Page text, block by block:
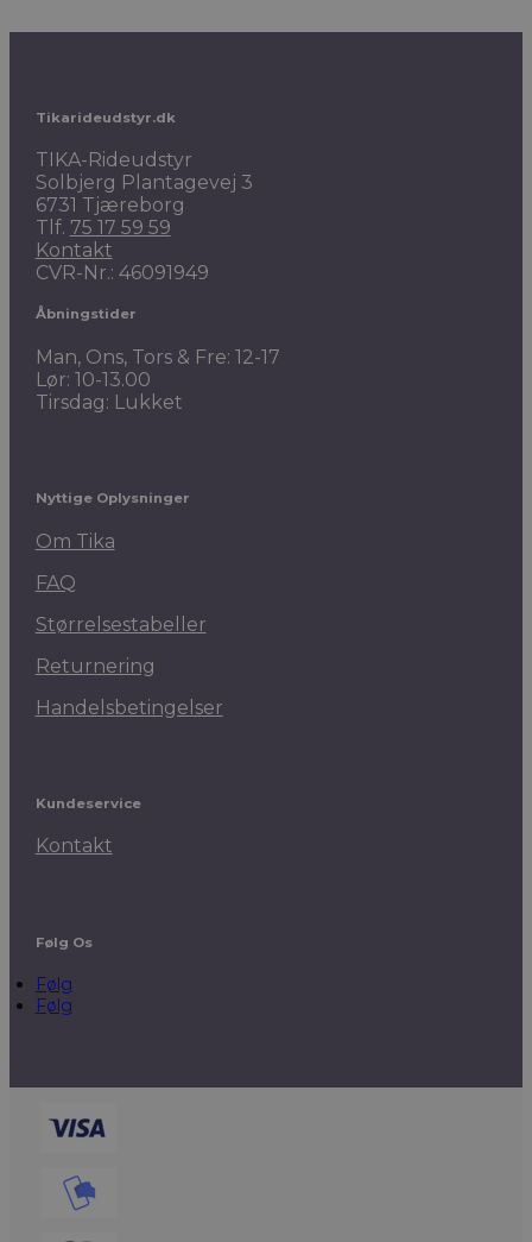
Tikarideudstyr.dk
TIKA-Rideudstyr
Solbjerg Plantagevej 3
6731 Tjæreborg
Tlf. 75 17 59 59
Kontakt
CVR-Nr.: 46091949
Åbningstider
Man, Ons, Tors & Fre: 12-17
Lør: 10-13.00
Tirsdag: Lukket
Nyttige Oplysninger
Om Tika
FAQ
Størrelsestabeller
Returnering
Handelsbetingelser
Kundeservice
Kontakt
Følg Os
Følg
Følg